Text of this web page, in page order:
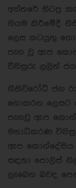
අන්තරේ හිටපු
නියම කිරීමේදී
ලෙස කටයුතු
පැන වූ ඇප
විනිසුරු ලලිත්
නීතිවිරෝධී ජන
නොකරන ලෙසට
පැනවූ ඇප
මහාධිකරණ
ඇප කොන්දේසිය
සඳහා පොලිස්
ලැබෙන බවද